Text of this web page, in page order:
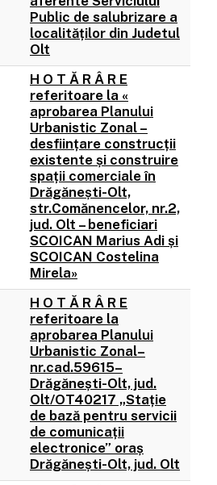
Public de salubrizare a
localităților din Judetul
Olt
H O T Ă R Â R E
referitoare la «
aprobarea Planului
Urbanistic Zonal –
desființare construcții
existente și construire
spații comerciale în
Drăgănești-Olt,
str.Comănencelor, nr.2,
jud. Olt – beneficiari
SCOICAN Marius Adi și
SCOICAN Costelina
Mirela»
H O T Ă R Â R E
referitoare la
aprobarea Planului
Urbanistic Zonal–
nr.cad.59615–
Drăgănești-Olt, jud.
Olt/OT40217 „Stație
de bază pentru servicii
de comunicații
electronice” oraș
Drăgănești-Olt, jud. Olt